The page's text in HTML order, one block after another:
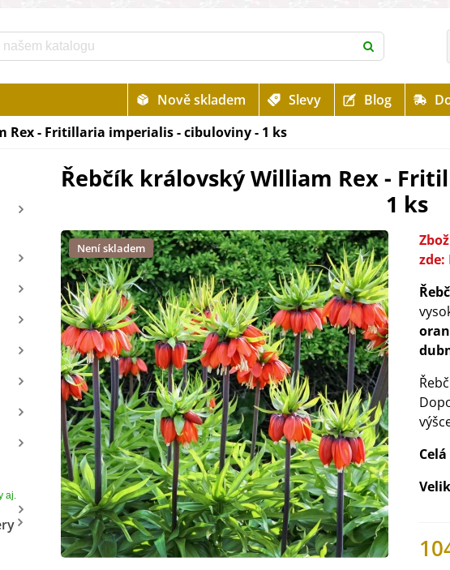
Nově skladem Slevy Blog
Rex - Fritillaria imperialis - cibuloviny - 1 ks
aj.
Řebčík královský William Rex -
1 ks
Není skladem
zde: